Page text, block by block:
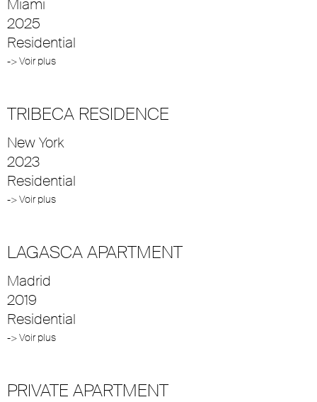
Miami
2025
Residential
-> Voir plus
TRIBECA RESIDENCE
New York
2023
Residential
-> Voir plus
LAGASCA APARTMENT
Madrid
2019
Residential
-> Voir plus
PRIVATE APARTMENT